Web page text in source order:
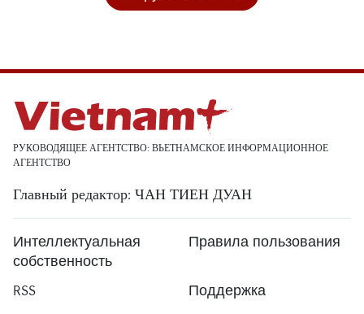
РУКОВОДЯЩЕЕ АГЕНТСТВО: ВЬЕТНАМСКОЕ ИНФОРМАЦИОННОЕ
АГЕНТСТВО
Главный редактор: ЧАН ТИЕН ДУАН
Интеллектуальная
собственность
Правила пользования
RSS
Поддержка